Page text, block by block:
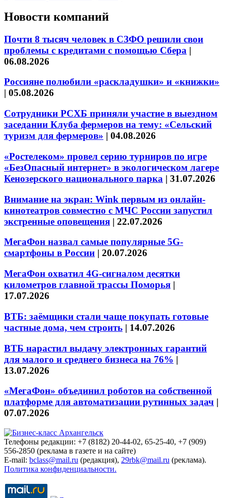
Новости компаний
Почти 8 тысяч человек в СЗФО решили свои
проблемы с кредитами с помощью Сбера |
06.08.2026
Россияне полюбили «раскладушки» и «книжки»
| 05.08.2026
Сотрудники РСХБ приняли участие в выездном
заседании Клуба фермеров на тему: «Сельский
туризм для фермеров» | 04.08.2026
«Ростелеком» провел серию турниров по игре
«БезОпасный интернет» в экологическом лагере
Кенозерского национального парка | 31.07.2026
Внимание на экран: Wink первым из онлайн-
кинотеатров совместно с МЧС России запустил
экстренные оповещения | 22.07.2026
МегаФон назвал самые популярные 5G-
смартфоны в России | 20.07.2026
МегаФон охватил 4G-сигналом десятки
километров главной трассы Поморья |
17.07.2026
ВТБ: заёмщики стали чаще покупать готовые
частные дома, чем строить | 14.07.2026
ВТБ нарастил выдачу электронных гарантий
для малого и среднего бизнеса на 76% |
13.07.2026
«МегаФон» объединил роботов на собственной
платформе для автоматизации рутинных задач |
07.07.2026
Телефоны редакции: +7 (8182) 20-44-02, 65-25-40, +7 (909)
556-2850 (реклама в газете и на сайте)
E-mail: bclass@mail.ru (редакция), 29rbk@mail.ru (реклама).
Политика конфиденциальности.